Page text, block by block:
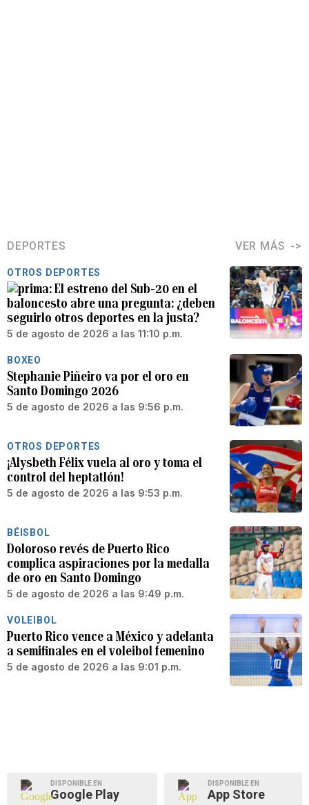
DEPORTES VER MÁS
OTROS DEPORTES
El estreno del Sub-20 en el
baloncesto abre una pregunta: ¿deben
seguirlo otros deportes en la justa?
5 de agosto de 2026 a las 11:10 p.m.
BOXEO
Stephanie Piñeiro va por el oro en
Santo Domingo 2026
5 de agosto de 2026 a las 9:56 p.m.
OTROS DEPORTES
¡Alysbeth Félix vuela al oro y toma el
control del heptatlón!
5 de agosto de 2026 a las 9:53 p.m.
BÉISBOL
Doloroso revés de Puerto Rico
complica aspiraciones por la medalla
de oro en Santo Domingo
5 de agosto de 2026 a las 9:49 p.m.
VOLEIBOL
Puerto Rico vence a México y adelanta
a semifinales en el voleibol femenino
5 de agosto de 2026 a las 9:01 p.m.
DISPONIBLE EN
Google Play
DISPONIBLE EN
App Store